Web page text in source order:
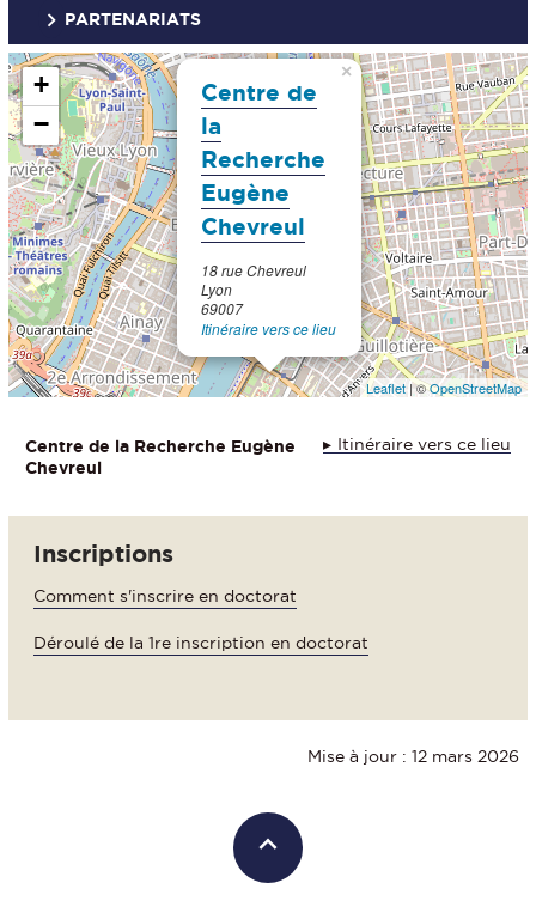
PARTENARIATS
Centre de
la
Recherche
Eugène
Chevreul
18 rue Chevreul
Lyon
69007
Itinéraire vers ce lieu
×
+
−
Leaflet | ©OpenStreetMap
Itinéraire vers ce lieu
Centre de la Recherche Eugène
Chevreul
Inscriptions
Comment s'inscrire en doctorat
Déroulé de la 1re inscription en doctorat
Mise à jour : 12 mars 2026